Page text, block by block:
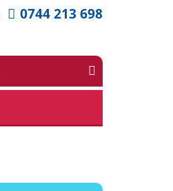
0744 213 698